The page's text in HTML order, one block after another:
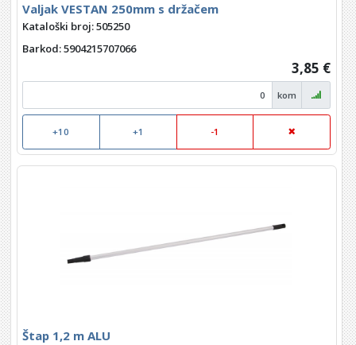
Valjak VESTAN 250mm s držačem
Kataloški broj: 505250
Barkod: 5904215707066
3,85 €
kom
+10 +1 -1
Štap 1,2 m ALU